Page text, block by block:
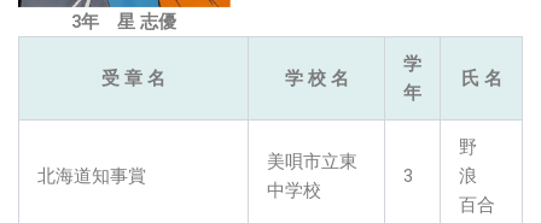
3年 星 志優
受 章 名 学 校 名
学
年
氏 名
北海道知事賞
美唄市立東
中学校
3
野
浪
百合